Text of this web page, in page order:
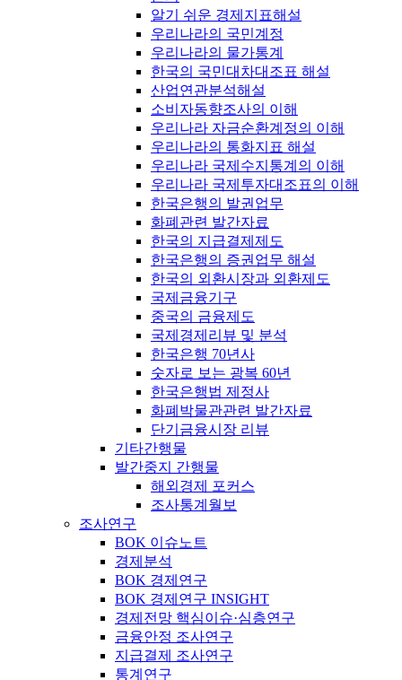
알기 쉬운 경제지표해설
우리나라의 국민계정
우리나라의 물가통계
한국의 국민대차대조표 해설
산업연관분석해설
소비자동향조사의 이해
우리나라 자금순환계정의 이해
우리나라의 통화지표 해설
우리나라 국제수지통계의 이해
우리나라 국제투자대조표의 이해
한국은행의 발권업무
화폐관련 발간자료
한국의 지급결제제도
한국은행의 증권업무 해설
한국의 외환시장과 외환제도
국제금융기구
중국의 금융제도
국제경제리뷰 및 분석
한국은행 70년사
숫자로 보는 광복 60년
한국은행법 제정사
화폐박물관관련 발간자료
단기금융시장 리뷰
기타간행물
발간중지 간행물
해외경제 포커스
조사통계월보
조사연구
BOK 이슈노트
경제분석
BOK 경제연구
BOK 경제연구 INSIGHT
경제전망 핵심이슈·심층연구
금융안정 조사연구
지급결제 조사연구
통계연구